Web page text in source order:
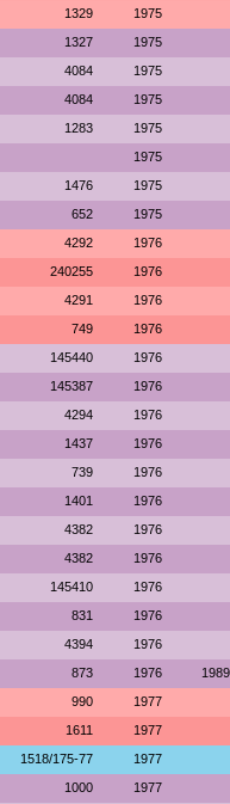
1329 1975
1327 1975
4084 1975
4084 1975
1283 1975
1975
1476 1975
652 1975
4292 1976
240255 1976
4291 1976
749 1976
145440 1976
145387 1976
4294 1976
1437 1976
739 1976
1401 1976
4382 1976
4382 1976
145410 1976
831 1976
4394 1976
873 1976 1989
990 1977
1611 1977
1518/175-77 1977
1000 1977